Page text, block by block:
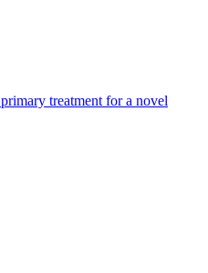
treatment for a novel